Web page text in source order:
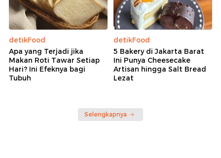
detikFood
Apa yang Terjadi jika
Makan Roti Tawar Setiap
Hari? Ini Efeknya bagi
Tubuh
detikFood
5 Bakery di Jakarta Barat
Ini Punya Cheesecake
Artisan hingga Salt Bread
Lezat
Selengkapnya